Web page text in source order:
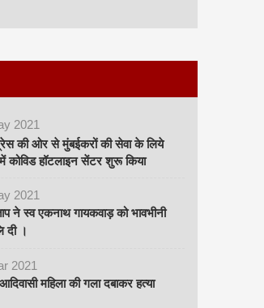
2021
की ओर से मुंबईकरों की सेवा के लिये
कोविड हॉटलाइन सेंटर शुरू किया
2021
ने स्व एकनाथ गायकवाड़ को भावभीनी
दी ।
2021
महिला की गला दबाकर हत्या